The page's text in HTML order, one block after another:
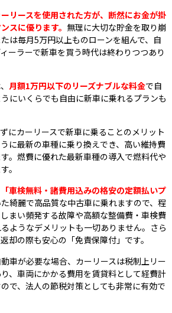
リースを使用された方が、断然にお金が掛
スに優ります。 無理に大切な貯金を取り崩
は毎月5万円以上ものローンを組んで、自
ーラーで新車を買う時代は終わりつつあり
月額1万円以下のリーズナブルな料金で自
にいくらでも自由に新車に乗れるプランも
にカーリースで新車に乗ることのメリット
に最新の車種に乗り換えでき、高い維持費
。燃費に優れた最新車種の導入で燃料代や
。
「車検無料・諸費用込みの格安の定額払いプ
綺麗で高品質な中古車に乗れますので、程
まい頻発する故障や高額な整備費・車検費
ようなデメリットも一切ありません。さら
却の際も安心の「免責保障付」です。
車が必要な場合、カーリースは税制上リー
、車両にかかる費用を賃貸料として経費計
で、法人の節税対策としても非常に有効で